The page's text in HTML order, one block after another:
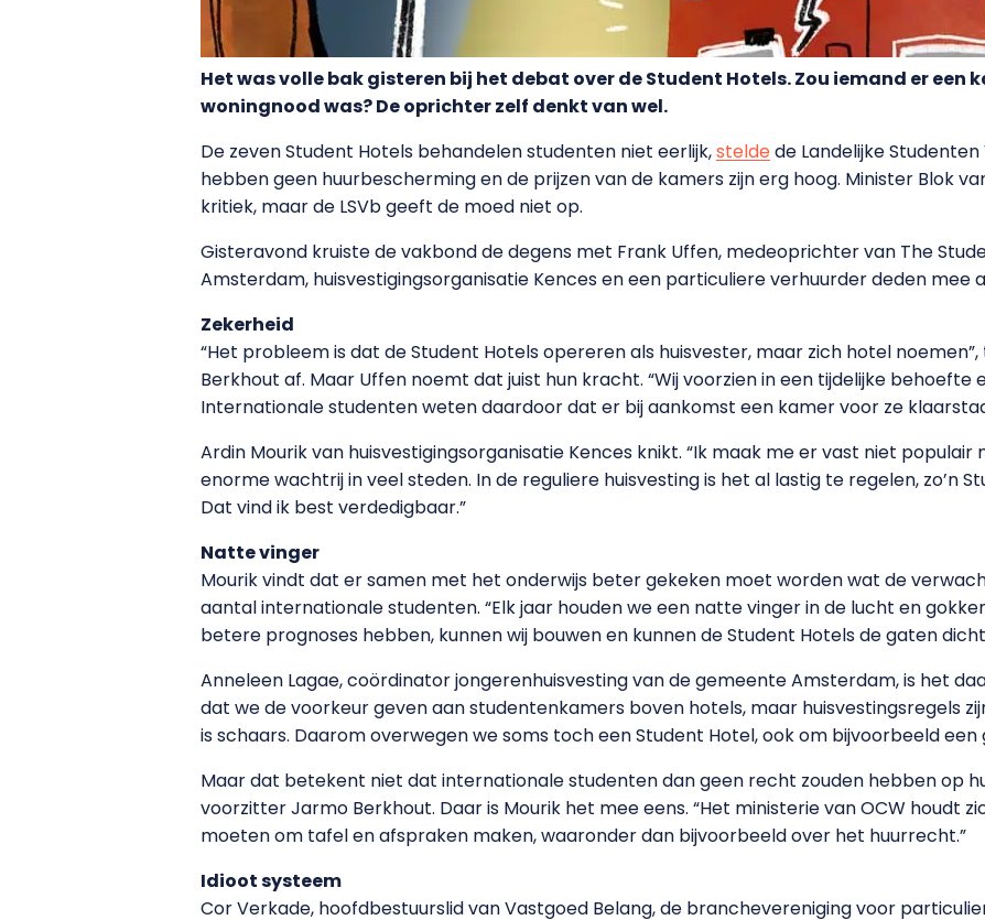
Het was volle bak gisteren bij het debat over de Student Hotels. Zou iemand er een
woningnood was? De oprichter zelf denkt van wel.
De zeven Student Hotels behandelen studenten niet eerlijk,steldede Landelijke
hebben geen huurbescherming en de prijzen van de kamers zijn erg hoog. Minister Blok
kritiek, maar de LSVb geeft de moed niet op.
Gisteravond kruiste de vakbond de degens met Frank Uffen, medeoprichter van The
Amsterdam, huisvestigingsorganisatie Kences en een particuliere verhuurder deden mee
Zekerheid
“Het probleem is dat de Student Hotels opereren als huisvester, maar zich hotel
Berkhout af. Maar Uffen noemt dat juist hun kracht. “Wij voorzien in een tijdelijke behoefte
Internationale studenten weten daardoor dat er bij aankomst een kamer voor ze
Ardin Mourik van huisvestigingsorganisatie Kences knikt. “Ik maak me er vast niet populair
enorme wachtrij in veel steden. In de reguliere huisvesting is het al lastig te regelen, zo’n
Dat vind ik best verdedigbaar.”
Natte vinger
Mourik vindt dat er samen met het onderwijs beter gekeken moet worden wat de
aantal internationale studenten. “Elk jaar houden we een natte vinger in de lucht en
betere prognoses hebben, kunnen wij bouwen en kunnen de Student Hotels de gaten
Anneleen Lagae, coördinator jongerenhuisvesting van de gemeente Amsterdam, is het
dat we de voorkeur geven aan studentenkamers boven hotels, maar huisvestingsregels
is schaars. Daarom overwegen we soms toch een Student Hotel, ook om bijvoorbeeld een
Maar dat betekent niet dat internationale studenten dan geen recht zouden hebben op
voorzitter Jarmo Berkhout. Daar is Mourik het mee eens. “Het ministerie van OCW houdt
moeten om tafel en afspraken maken, waaronder dan bijvoorbeeld over het huurrecht.”
Idioot systeem
Cor Verkade, hoofdbestuurslid van Vastgoed Belang, de branchevereniging voor